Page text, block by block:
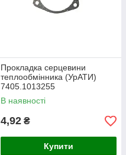
Прокладка серцевини
теплообмінника (УрАТИ)
7405.1013255
В наявності
4,92 ₴
Купити